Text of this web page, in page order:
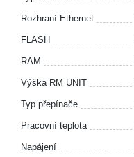
Rozhraní Ethernet
FLASH
RAM
Výška RM UNIT
Typ přepínače
Pracovní teplota
Napájení